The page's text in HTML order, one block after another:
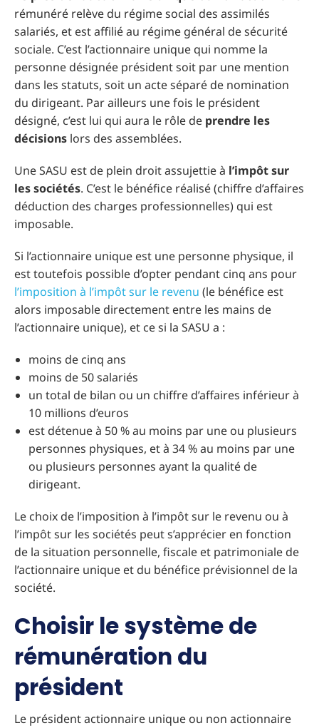
rémunéré relève du régime social des assimilés
salariés, et est affilié au régime général de sécurité
sociale. C’est l’actionnaire unique qui nomme la
personne désignée président soit par une mention
dans les statuts, soit un acte séparé de nomination
du dirigeant. Par ailleurs une fois le président
désigné, c’est lui qui aura le rôle de prendre les
décisions lors des assemblées.
Une SASU est de plein droit assujettie à l’impôt sur
les sociétés. C’est le bénéfice réalisé (chiffre d’affaires
déduction des charges professionnelles) qui est
imposable.
Si l’actionnaire unique est une personne physique, il
est toutefois possible d’opter pendant cinq ans pour
l’imposition à l’impôt sur le revenu (le bénéfice est
alors imposable directement entre les mains de
l’actionnaire unique), et ce si la SASU a :
moins de cinq ans
moins de 50 salariés
un total de bilan ou un chiffre d’affaires inférieur à
10 millions d’euros
est détenue à 50 % au moins par une ou plusieurs
personnes physiques, et à 34 % au moins par une
ou plusieurs personnes ayant la qualité de
dirigeant.
Le choix de l’imposition à l’impôt sur le revenu ou à
l’impôt sur les sociétés peut s’apprécier en fonction
de la situation personnelle, fiscale et patrimoniale de
l’actionnaire unique et du bénéfice prévisionnel de la
société.
Choisir le système de
rémunération du
président
Le président actionnaire unique ou non actionnaire